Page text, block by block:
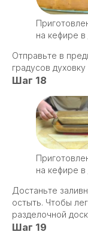
на кефире в
Отправьте в
градусов
Шаг 18
на кефире в
Достаньте
остыть. Чтобы
разделочной
Шаг 19